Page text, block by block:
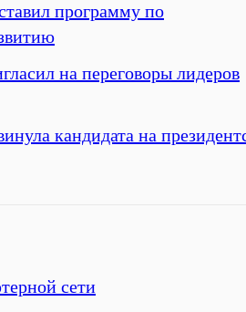
программу по
на переговоры лидеров
кандидата на
сети